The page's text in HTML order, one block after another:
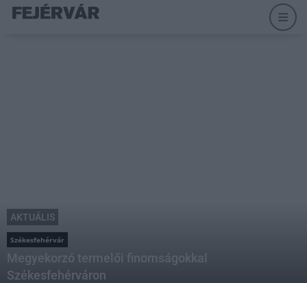
AKTUÁLIS
Székesfehérvár
Megyekorzó termelői finomságokkal
Székesfehérváron